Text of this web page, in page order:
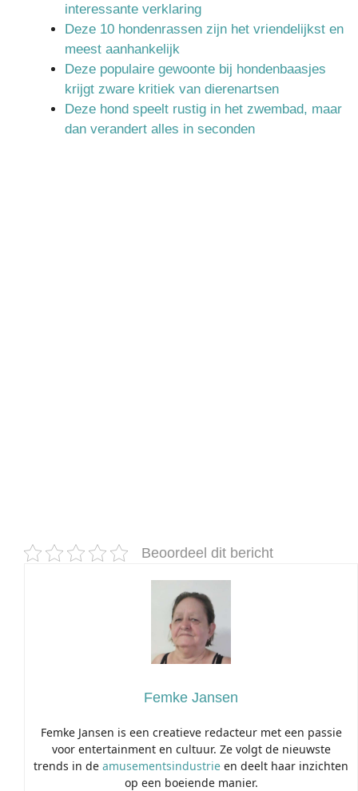
interessante verklaring
Deze 10 hondenrassen zijn het vriendelijkst en
meest aanhankelijk
Deze populaire gewoonte bij hondenbaasjes
krijgt zware kritiek van dierenartsen
Deze hond speelt rustig in het zwembad, maar
dan verandert alles in seconden
Beoordeel dit bericht
Femke Jansen
Femke Jansen is een creatieve redacteur met een passie
voor entertainment en cultuur. Ze volgt de nieuwste
trends in de amusementsindustrie en deelt haar inzichten
op een boeiende manier.